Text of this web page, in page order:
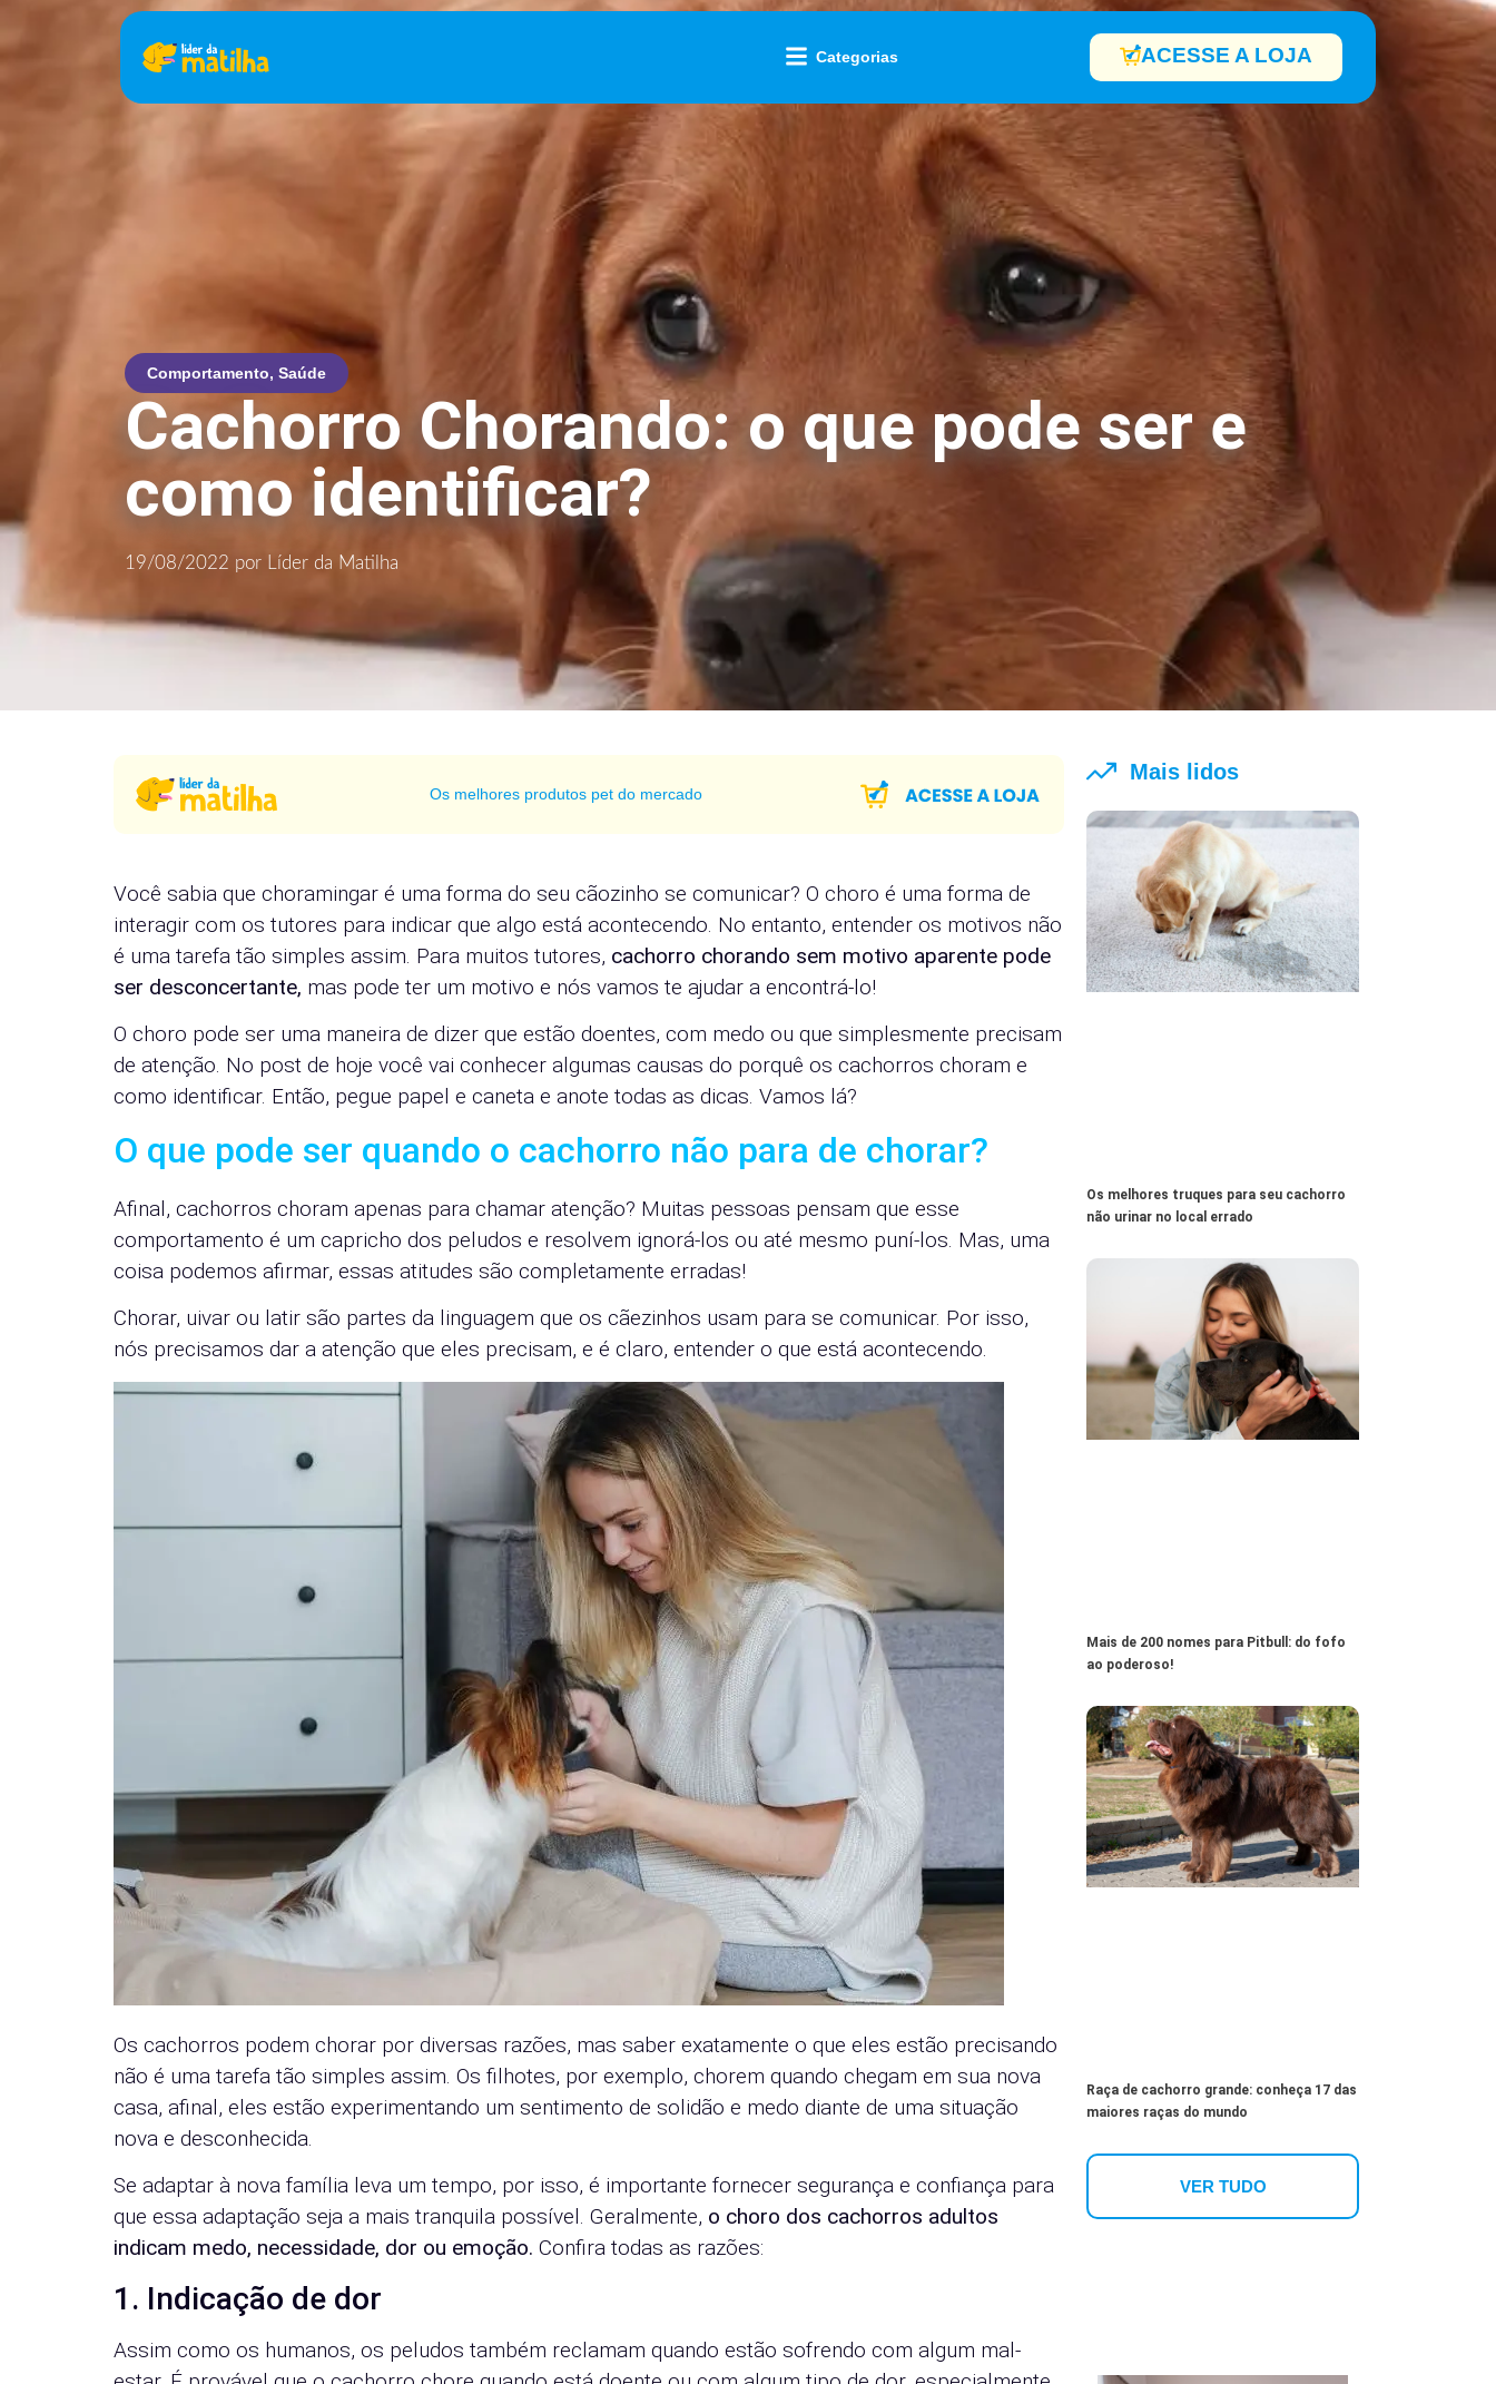
Categorias ACESSE A LOJA
Comportamento, Saúde
Cachorro Chorando: o que pode ser e
como identificar?
19/08/2022 por Líder da Matilha
Os melhores produtos pet do mercado
Você sabia que choramingar é uma forma do seu cãozinho se comunicar? O choro é uma forma de
interagir com os tutores para indicar que algo está acontecendo. No entanto, entender os motivos não
é uma tarefa tão simples assim. Para muitos tutores, cachorro chorando sem motivo aparente pode
ser desconcertante, mas pode ter um motivo e nós vamos te ajudar a encontrá-lo!
O choro pode ser uma maneira de dizer que estão doentes, com medo ou que simplesmente precisam
de atenção. No post de hoje você vai conhecer algumas causas do porquê os cachorros choram e
como identificar. Então, pegue papel e caneta e anote todas as dicas. Vamos lá?
O que pode ser quando o cachorro não para de chorar?
Afinal, cachorros choram apenas para chamar atenção? Muitas pessoas pensam que esse
comportamento é um capricho dos peludos e resolvem ignorá-los ou até mesmo puní-los. Mas, uma
coisa podemos afirmar, essas atitudes são completamente erradas!
Chorar, uivar ou latir são partes da linguagem que os cãezinhos usam para se comunicar. Por isso,
nós precisamos dar a atenção que eles precisam, e é claro, entender o que está acontecendo.
Os cachorros podem chorar por diversas razões, mas saber exatamente o que eles estão precisando
não é uma tarefa tão simples assim. Os filhotes, por exemplo, chorem quando chegam em sua nova
casa, afinal, eles estão experimentando um sentimento de solidão e medo diante de uma situação
nova e desconhecida.
Se adaptar à nova família leva um tempo, por isso, é importante fornecer segurança e confiança para
que essa adaptação seja a mais tranquila possível. Geralmente, o choro dos cachorros adultos
indicam medo, necessidade, dor ou emoção. Confira todas as razões:
1. Indicação de dor
Assim como os humanos, os peludos também reclamam quando estão sofrendo com algum mal-
Mais lidos
Os melhores truques para seu cachorro
não urinar no local errado
Mais de 200 nomes para Pitbull: do fofo
ao poderoso!
Raça de cachorro grande: conheça 17 das
maiores raças do mundo
VER TUDO